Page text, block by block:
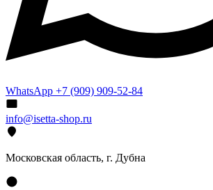
WhatsApp +7 (909) 909-52-84
info@isetta-shop.ru
Московская область, г. Дубна